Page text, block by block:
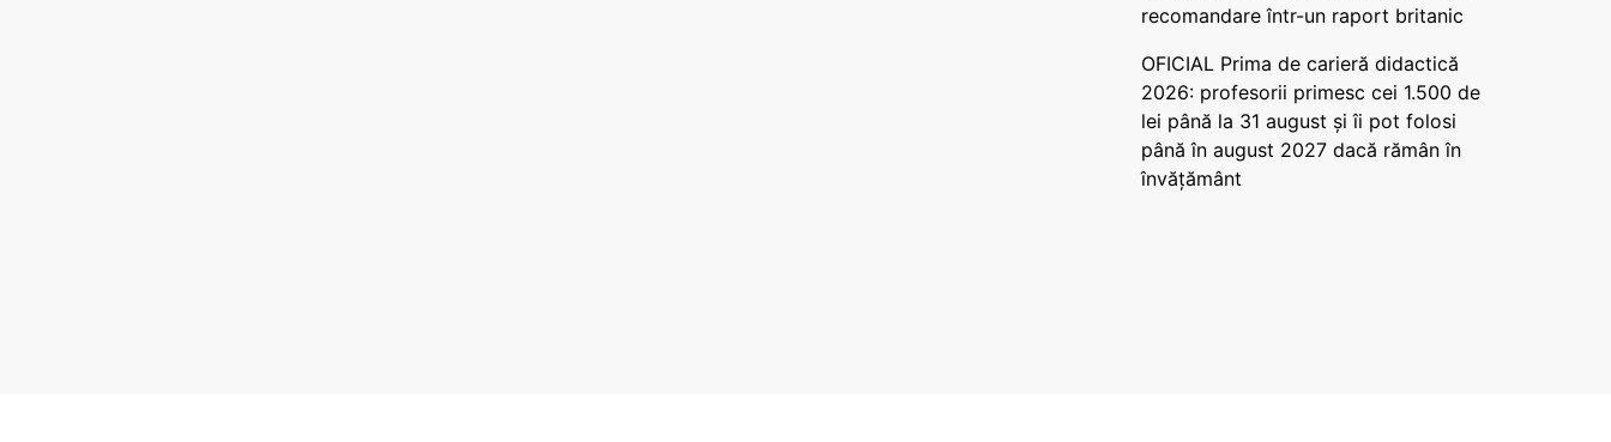
recomandare într-un raport britanic
OFICIAL Prima de carieră didactică
2026: profesorii primesc cei 1.500 de
lei până la 31 august și îi pot folosi
până în august 2027 dacă rămân în
învățământ